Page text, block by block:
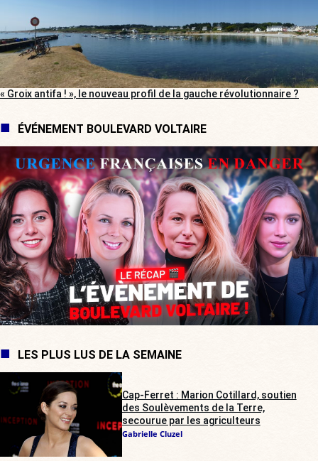
« Groix antifa ! », le nouveau profil de la gauche révolutionnaire ?
ÉVÉNEMENT BOULEVARD VOLTAIRE
LES PLUS LUS DE LA SEMAINE
Cap-Ferret : Marion Cotillard, soutien
des Soulèvements de la Terre,
secourue par les agriculteurs
Gabrielle Cluzel